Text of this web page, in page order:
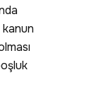
kanun